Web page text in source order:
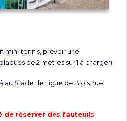
mini-tennis, prévoir une
de 2 mètres sur 1 à charger)
au Stade de Ligue de Blois, rue
de réserver des fauteuils